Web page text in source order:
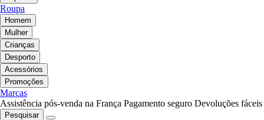
Roupa
Homem
Mulher
Crianças
Desporto
Acessórios
Promoções
Marcas
Assistência pós-venda na França Pagamento seguro Devoluções fáceis
Pesquisar